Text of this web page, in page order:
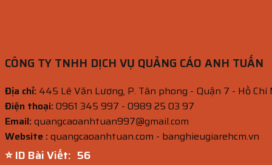
CÔNG TY TNHH DỊCH VỤ QUẢNG CÁO ANH TUẤN
Địa chỉ: 445 Lê Văn Lương, P. Tân phong - Quận 7 - Hồ Chí
Điện thoại:0961 345 997 - 0989 25 03 97
Email:quangcaoanhtuan997@gmail.com
Website :quangcaoanhtuan.com - banghieugiarehcm.vn
⭐ ID Bài Viết: 55